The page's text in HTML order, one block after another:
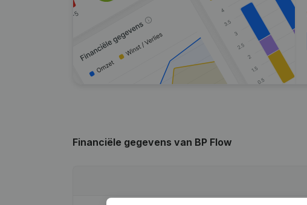
Financiële gegevens van BP Flow